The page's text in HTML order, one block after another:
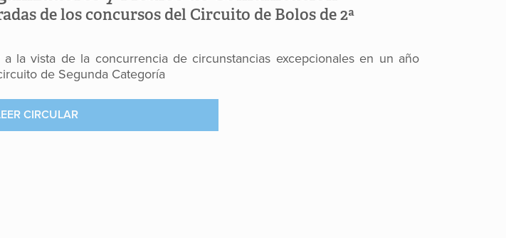
de los concursos del Circuito de Bolos de 2ª
la vista de la concurrencia de circunstancias excepcionales en un año
de Segunda Categoría
CIRCULAR